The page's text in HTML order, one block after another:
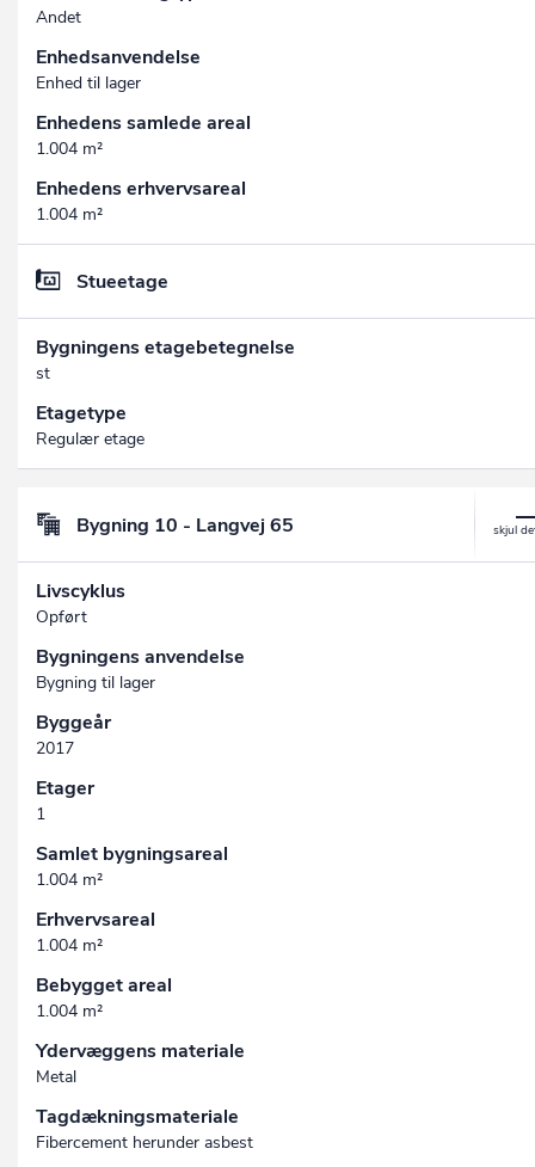
Andet
Enhedsanvendelse
Enhed til lager
Enhedens samlede areal
1.004 m²
Enhedens erhvervsareal
1.004 m²
Stueetage
Bygningens etagebetegnelse
st
Etagetype
Regulær etage
Bygning 10 - Langvej 65
Livscyklus
Opført
Bygningens anvendelse
Bygning til lager
Byggeår
2017
Etager
1
Samlet bygningsareal
1.004 m²
Erhvervsareal
1.004 m²
Bebygget areal
1.004 m²
Ydervæggens materiale
Metal
Tagdækningsmateriale
Fibercement herunder asbest